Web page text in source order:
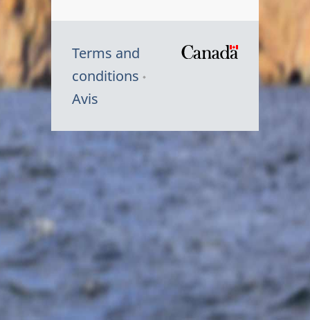
Terms and
conditions
Avis
Symbole
Canada